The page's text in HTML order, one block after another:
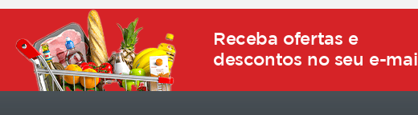
Receba ofertas e
descontos no seu e-mail